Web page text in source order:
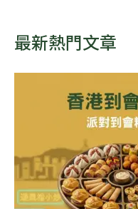
最新熱門文章